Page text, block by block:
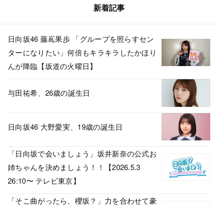
新着記事
日向坂46 藤嶌果歩 「グループを照らすセン
ターになりたい」何倍もキラキラしたかほり
んが降臨【坂道の火曜日】
与田祐希、26歳の誕生日
日向坂46 大野愛実、19歳の誕生日
「日向坂で会いましょう」坂井新奈の公式お
姉ちゃんを決めましょう！！【2026.5.3
26:10〜 テレビ東京】
「そこ曲がったら、櫻坂？」力を合わせて豪